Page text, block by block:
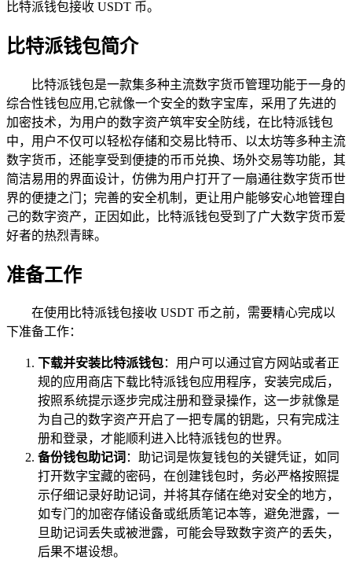
比特派钱包接收 USDT 币。
比特派钱包简介
比特派钱包是一款集多种主流数字货币管理功能于一身的
综合性钱包应用,它就像一个安全的数字宝库，采用了先进的
加密技术，为用户的数字资产筑牢安全防线，在比特派钱包
中，用户不仅可以轻松存储和交易比特币、以太坊等多种主流
数字货币，还能享受到便捷的币币兑换、场外交易等功能，其
简洁易用的界面设计，仿佛为用户打开了一扇通往数字货币世
界的便捷之门；完善的安全机制，更让用户能够安心地管理自
己的数字资产，正因如此，比特派钱包受到了广大数字货币爱
好者的热烈青睐。
准备工作
在使用比特派钱包接收 USDT 币之前，需要精心完成以
下准备工作：
下载并安装比特派钱包：用户可以通过官方网站或者正
规的应用商店下载比特派钱包应用程序，安装完成后，
按照系统提示逐步完成注册和登录操作，这一步就像是
为自己的数字资产开启了一把专属的钥匙，只有完成注
册和登录，才能顺利进入比特派钱包的世界。
备份钱包助记词 ：助记词是恢复钱包的关键凭证，如同
打开数字宝藏的密码，在创建钱包时，务必严格按照提
示仔细记录好助记词，并将其存储在绝对安全的地方，
如专门的加密存储设备或纸质笔记本等，避免泄露，一
旦助记词丢失或被泄露，可能会导致数字资产的丢失，
后果不堪设想。